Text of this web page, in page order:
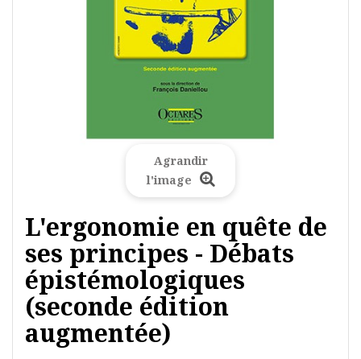
Agrandir
l'image
L'ergonomie en quête de
ses principes - Débats
épistémologiques
(seconde édition
augmentée)